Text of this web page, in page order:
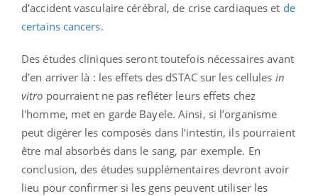
d’accident vasculaire cérébral, de crise cardiaques et de
certains cancers.
Des études cliniques seront toutefois nécessaires avant
d’en arriver là : les effets des dSTAC sur les cellules in
vitro pourraient ne pas refléter leurs effets chez
l'homme, met en garde Bayele. Ainsi, si l’organisme
peut digérer les composés dans l’intestin, ils pourraient
être mal absorbés dans le sang, par exemple. En
conclusion, des études supplémentaires devront avoir
lieu pour confirmer si les gens peuvent utiliser les